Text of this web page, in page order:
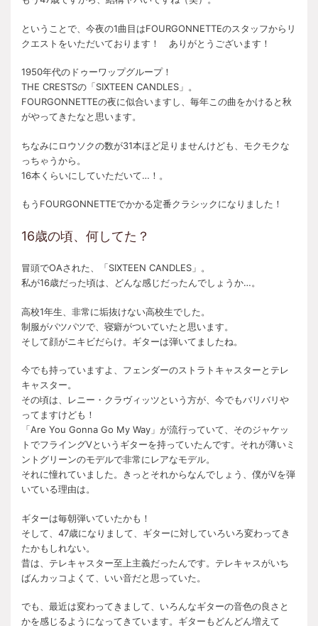
ということで、今夜の1曲目はFOURGONNETTEのスタッフからリ
クエストをいただいております！ ありがとうございます！
1950年代のドゥーワップグループ！
THE CRESTSの「SIXTEEN CANDLES」。
FOURGONNETTEの夜に似合いますし、毎年この曲をかけると秋
がやってきたなと思います。
ちなみにロウソクの数が31本ほど足りませんけども、モクモクな
っちゃうから。
16本くらいにしていただいて…！。
もうFOURGONNETTEでかかる定番クラシックになりました！
16歳の頃、何してた？
冒頭でOAされた、「SIXTEEN CANDLES」。
私が16歳だった頃は、どんな感じだったんでしょうか…。
高校1年生、非常に垢抜けない高校生でした。
制服がパツパツで、寝癖がついていたと思います。
そして顔がニキビだらけ。ギターは弾いてましたね。
今でも持っていますよ、フェンダーのストラトキャスターとテレ
キャスター。
その頃は、レニー・クラヴィッツという方が、今でもバリバリや
ってますけども！
「Are You Gonna Go My Way」が流行っていて、そのジャケッ
トでフライングVというギターを持っていたんです。それが薄いミ
ントグリーンのモデルで非常にレアなモデル。
それに憧れていました。きっとそれからなんでしょう、僕がVを弾
いている理由は。
ギターは毎朝弾いていたかも！
そして、47歳になりまして、ギターに対していろいろ変わってき
たかもしれない。
昔は、テレキャスター至上主義だったんです。テレキャスがいち
ばんカッコよくて、いい音だと思っていた。
でも、最近は変わってきまして、いろんなギターの音色の良さと
かを感じるようになってきています。ギターもどんどん増えて